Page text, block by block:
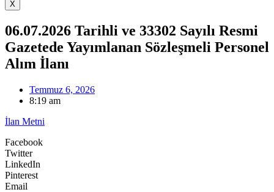
X
06.07.2026 Tarihli ve 33302 Sayılı Resmi
Gazetede Yayımlanan Sözleşmeli Personel
Alım İlanı
Temmuz 6, 2026
8:19 am
İlan Metni
Facebook
Twitter
LinkedIn
Pinterest
Email